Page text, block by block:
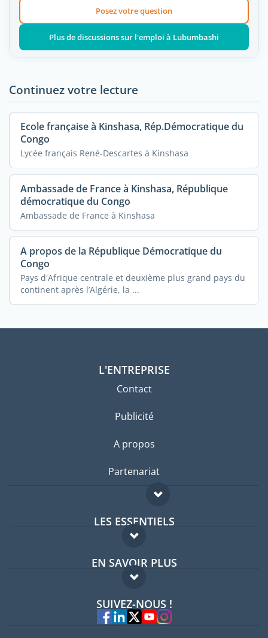
Posez votre question
Plus de discussions sur l'emploi à Lubumbashi
Continuez votre lecture
Ecole française à Kinshasa, Rép.Démocratique du
Congo
Lycée français René-Descartes à Kinshasa
Ambassade de France à Kinshasa, République
démocratique du Congo
Ambassade de France à Kinshasa
A propos de la République Démocratique du
Congo
Pays d'Afrique centrale et deuxième plus grand pays du
continent après l’Algérie, la ...
L'ENTREPRISE
Contact
Publicité
A propos
Partenariat
LES ESSENTIELS
Forum expatriés
Guides pays
EN SAVOIR PLUS
FAQ
Experts
SUIVEZ-NOUS !